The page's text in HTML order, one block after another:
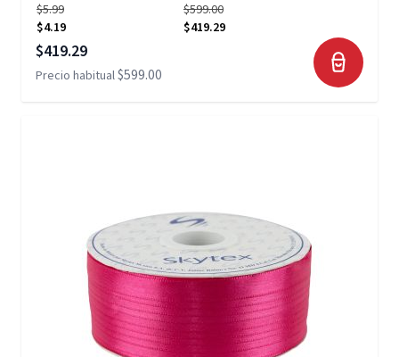
$5.99
$4.19
$599.00
$419.29
Precio especial
$419.29
Precio habitual$599.00